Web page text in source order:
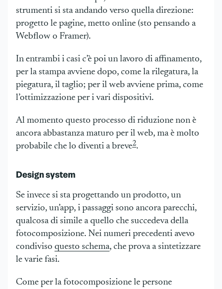
strumenti si sta andando verso quella direzione:
progetto le pagine, metto online (sto pensando a
Webflow o Framer).
In entrambi i casi c’è poi un lavoro di affinamento,
per la stampa avviene dopo, come la rilegatura, la
piegatura, il taglio; per il web avviene prima, come
l’ottimizzazione per i vari dispositivi.
Al momento questo processo di riduzione non è
ancora abbastanza maturo per il web, ma è molto
probabile che lo diventi a breve2.
Design system
Se invece si sta progettando un prodotto, un
servizio, un’app, i passaggi sono ancora parecchi,
qualcosa di simile a quello che succedeva della
fotocomposizione. Nei numeri precedenti avevo
condiviso questo schema, che prova a sintetizzare
le varie fasi.
Come per la fotocomposizione le persone